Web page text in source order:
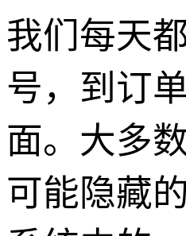
我们每天
号，到订
面。大多
可能隐藏